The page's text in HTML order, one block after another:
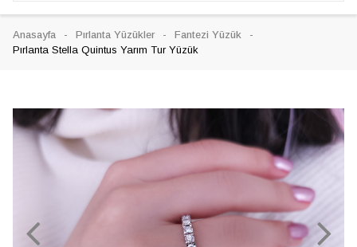
Anasayfa Pırlanta Yüzükler
Fantezi Yüzük
Pırlanta Stella Quintus Yarım Tur Yüzük